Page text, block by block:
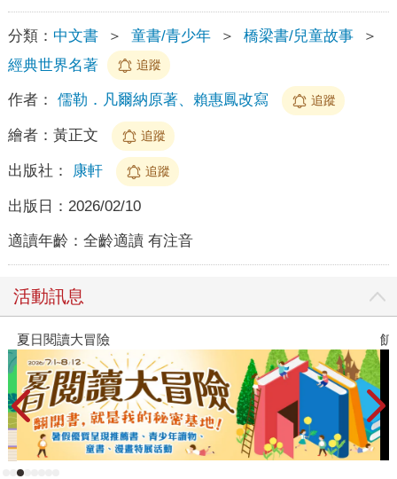
分類： 中文書 ＞ 童書/青少年 ＞ 橋梁書/兒童故事
＞
經典世界名著
追蹤
作者： 儒勒．凡爾納原著、賴惠鳳改寫 追蹤
繪者： 黃正文 追蹤
出版社： 康軒 追蹤
出版日： 2026/02/10
適讀年齡： 全齡適讀 有注音
活動訊息
夏日閱讀大冒險 飢